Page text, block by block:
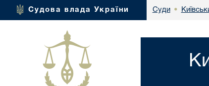
Судова влада України Суди •